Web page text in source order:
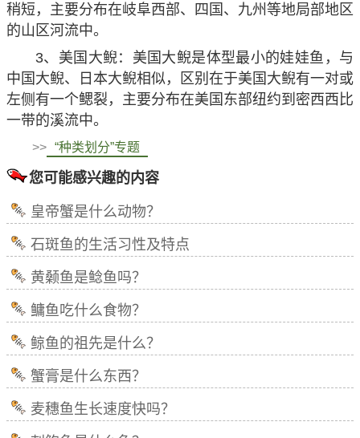
稍短，主要分布在岐阜西部、四国、九州等地局部地区
的山区河流中。
3、美国大鲵：美国大鲵是体型最小的娃娃鱼，与
中国大鲵、日本大鲵相似，区别在于美国大鲵有一对或
左侧有一个鳃裂，主要分布在美国东部纽约到密西西比
一带的溪流中。
>> “种类划分”专题
您可能感兴趣的内容
皇帝蟹是什么动物？
石斑鱼的生活习性及特点
黄颡鱼是鲶鱼吗？
鳙鱼吃什么食物？
鲸鱼的祖先是什么？
蟹膏是什么东西？
麦穗鱼生长速度快吗？